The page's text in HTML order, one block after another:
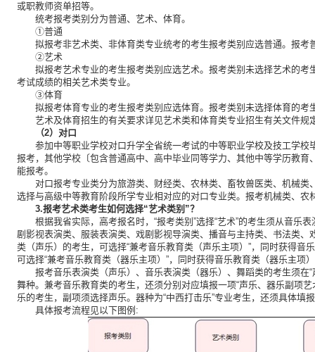
或职教师资单招等。
统考报考类别分为普通、艺术、体育。
①普通
拟报考非艺术类、非体育类专业统考的考生报考类别应选普通。报
②艺术
拟报考艺术专业的考生报考类别应选艺术。报考类别未选择艺术的
考试成绩的相关艺术类专业。
③体育
拟报考体育专业的考生报考类别应选体育。报考类别未选择体育的
艺术及体育招生的有关要求详见艺术类和体育类专业招生有关文件规
（2）对口
参加中等职业学校对口升学全省统一考试的中等职业学校及技工学
报考，其他学校〔包含普通高中、高中毕业同等学力、其他中等学历教
能报考。
对口报考专业类分为旅游类、财经类、农林类、畜牧兽医类、机械
选择与高级中等教育阶段所学专业相对应的对口专业类。报考机械类、农
3.报考艺术类考生如何选择“艺术类别”？
根据我省实际，高考报名时，“报考类别”选择“艺术”的考生须从音
剧影视表演类、服装表演类、戏剧影视导演类、播音与主持类、书法类、
类（声乐）的考生，可选择“兼考音乐教育类（声乐主项）”，同时获得
可选择“兼考音乐教育类（器乐主项）”，同时获得音乐教育类（器乐主项
报考音乐表演类（声乐）、音乐表演类（器乐）、舞蹈类的考生须
舞种。兼考音乐教育类的考生，还须分别对应填报一项“声乐、器乐副项
乐的考生，副项须选择声乐。器种为“中西打击乐”专业考生，还须具体
具体报考流程见以下图例: